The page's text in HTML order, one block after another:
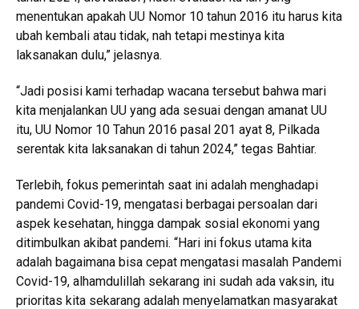
menentukan apakah UU Nomor 10 tahun 2016 itu harus kita
ubah kembali atau tidak, nah tetapi mestinya kita
laksanakan dulu,” jelasnya.
“Jadi posisi kami terhadap wacana tersebut bahwa mari
kita menjalankan UU yang ada sesuai dengan amanat UU
itu, UU Nomor 10 Tahun 2016 pasal 201 ayat 8, Pilkada
serentak kita laksanakan di tahun 2024,” tegas Bahtiar.
Terlebih, fokus pemerintah saat ini adalah menghadapi
pandemi Covid-19, mengatasi berbagai persoalan dari
aspek kesehatan, hingga dampak sosial ekonomi yang
ditimbulkan akibat pandemi. “Hari ini fokus utama kita
adalah bagaimana bisa cepat mengatasi masalah Pandemi
Covid-19, alhamdulillah sekarang ini sudah ada vaksin, itu
prioritas kita sekarang adalah menyelamatkan masyarakat